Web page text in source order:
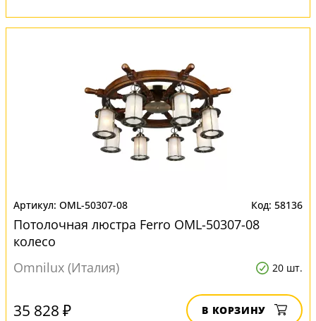
OML-50307-08 58136
Потолочная люстра Ferro OML-50307-08
колесо
Omnilux (Италия)
20 шт.
35 828 ₽ В КОРЗИНУ